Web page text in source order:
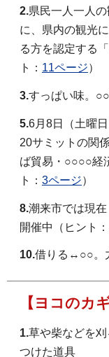
2.県民一人一人
に、県内の観光
る方を認定する
ト： 11ページ）
3.すっぱい味。
5.6月8日（土曜
20サミットの関
ば貿易・○○○○経
ト： 3ページ）
8.潮来市では現
開催中（ヒント
10.借りる↔○○。
【ヨコのカギ
1.草や柴などを
つけた道具